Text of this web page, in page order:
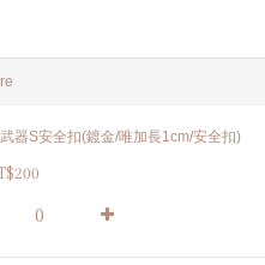
器S安全扣(鍍金/唯加長1cm/安全扣)